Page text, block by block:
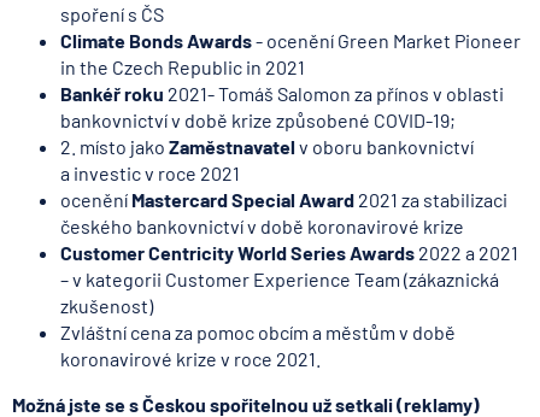
spoření s ČS
Climate Bonds Awards- ocenění Green Market Pioneer
in the Czech Republic in 2021
Bankéř roku 2021- Tomáš Salomon za přínos v oblasti
bankovnictví v době krize způsobené COVID-19;
2. místo jako Zaměstnavatel v oboru bankovnictví
a investic v roce 2021
ocenění Mastercard Special Award 2021 za stabilizaci
českého bankovnictví v době koronavirové krize
Customer Centricity World Series Awards 2022 a 2021
– v kategorii Customer Experience Team (zákaznická
zkušenost)
Zvláštní cena za pomoc obcím a městům v době
koronavirové krize v roce 2021.
Možná jste se s Českou spořitelnou už setkali (reklamy)